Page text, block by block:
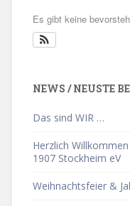
Es gibt keine
NEWS / NEUSTE
Das sind WIR …
Herzlich
1907 Stockheim eV
Weihnachtsfeier &